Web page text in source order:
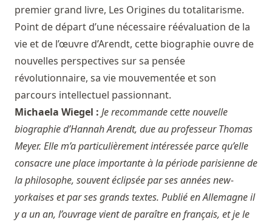
premier grand livre, Les Origines du totalitarisme.
Point de départ d’une nécessaire réévaluation de la
vie et de l’œuvre d’Arendt, cette biographie ouvre de
nouvelles perspectives sur sa pensée
révolutionnaire, sa vie mouvementée et son
parcours intellectuel passionnant.
Michaela Wiegel : Je recommande cette nouvelle
biographie d’Hannah Arendt, due au professeur Thomas
Meyer. Elle m’a particulièrement intéressée parce qu’elle
consacre une place importante à la période parisienne de
la philosophe, souvent éclipsée par ses années new-
yorkaises et par ses grands textes. Publié en Allemagne il
y a un an, l’ouvrage vient de paraître en français, et je le